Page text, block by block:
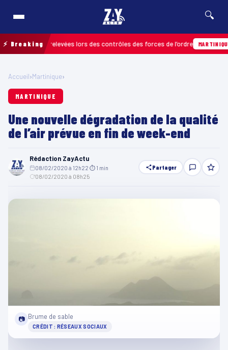
🔍
⚡ Breakingrelevées lors des contrôles des forces de l’ordre MARTINIQUE
Accueil›Martinique›
MARTINIQUE
Une nouvelle dégradation de la qualité
de l’air prévue en fin de week-end
Rédaction ZayActu
08/02/2020 à 12h22 ⏱ 1 min
08/02/2020 à 08h25
Partager
📷 Brume de sable
CRÉDIT : RÉSEAUX SOCIAUX